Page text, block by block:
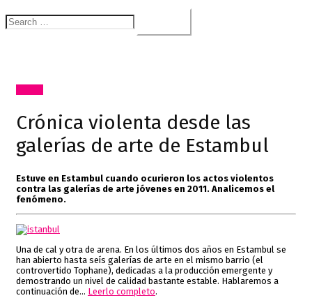
Search
for:
Crónica violenta desde las
galerías de arte de Estambul
Estuve en Estambul cuando ocurieron los actos violentos
contra las galerías de arte jóvenes en 2011. Analicemos el
fenómeno.
Una de cal y otra de arena. En los últimos dos años en Estambul se
han abierto hasta seís galerías de arte en el mismo barrio (el
controvertido Tophane), dedicadas a la producción emergente y
demostrando un nivel de calidad bastante estable. Hablaremos a
continuación de… Leerlo completo.